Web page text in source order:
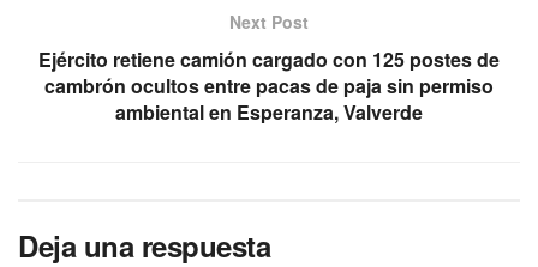
Next Post
Ejército retiene camión cargado con 125 postes de
cambrón ocultos entre pacas de paja sin permiso
ambiental en Esperanza, Valverde
Deja una respuesta